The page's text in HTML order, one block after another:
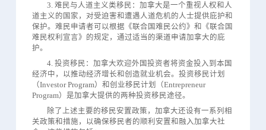
3. 难民与人道主义类移民：加拿大是一个重视人权和人
道主义的国家，对受迫害和遭遇人道危机的人士提供庇护和
保护。难民申请者可以根据《联合国难民公约》和《联合国
难民权利宣言》的规定，通过适当的渠道申请加拿大的庇
护。
4. 投资移民：加拿大欢迎外国投资者将资金投入到本国
经济中，以推动经济增长和创造就业机会。投资移民计划
（Investor Program）和创业移民计划（Entrepreneur
Program）是加拿大提供的两种投资移民途径。
除了上述主要的移民安置政策，加拿大还设有一系列相
关政策和措施，以确保移民者的顺利安置和融入加拿大社